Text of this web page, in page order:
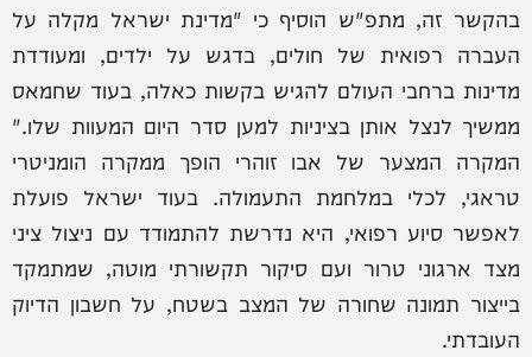
בהקשר זה, מתפ"ש הוסיף כי "מדינת ישראל מקלה על
העברה רפואית של חולים, בדגש על ילדים, ומעודדת
מדינות ברחבי העולם להגיש בקשות כאלה, בעוד שחמאס
ממשיך לנצל אותן בציניות למען סדר היום המעוות שלו."
המקרה המצער של אבו זוהרי הופך ממקרה הומניטרי
טראגי, לכלי במלחמת התעמולה. בעוד ישראל פועלת
לאפשר סיוע רפואי, היא נדרשת להתמודד עם ניצול ציני
מצד ארגוני טרור ועם סיקור תקשורתי מוטה, שמתמקד
בייצור תמונה שחורה של המצב בשטח, על חשבון הדיוק
העובדתי.